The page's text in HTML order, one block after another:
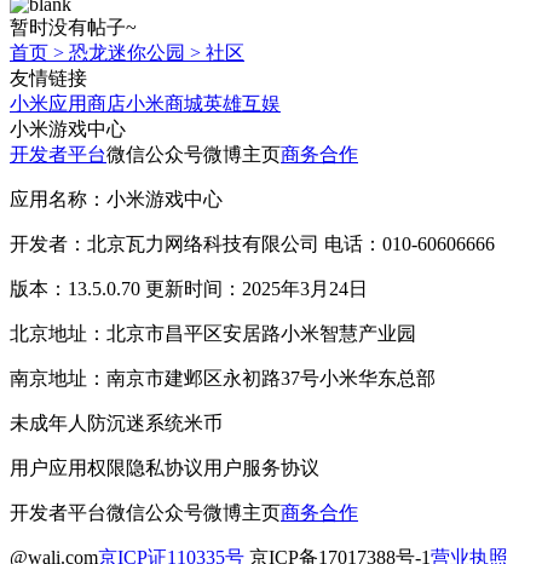
暂时没有帖子~
首页 > 恐龙迷你公园 > 社区
友情链接
小米应用商店小米商城英雄互娱
小米游戏中心
开发者平台微信公众号微博主页商务合作
应用名称：小米游戏中心
开发者：北京瓦力网络科技有限公司 电话：010-60606666
版本：13.5.0.70 更新时间：2025年3月24日
北京地址：北京市昌平区安居路小米智慧产业园
南京地址：南京市建邺区永初路37号小米华东总部
未成年人防沉迷系统米币
用户应用权限隐私协议用户服务协议
开发者平台微信公众号微博主页商务合作
@wali.com京ICP证110335号 京ICP备17017388号-1营业执照